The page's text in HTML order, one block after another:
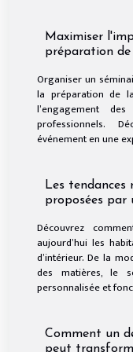
Maximiser
préparation de
Organiser un
la préparation de
l’engagement
professionnels.
événement en une
Les tendances
proposées par
Découvrez
aujourd’hui les
d’intérieur. De la
des matières, le
personnalisée et
Comment un
peut